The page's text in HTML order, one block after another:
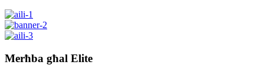
Merħba għal Elite